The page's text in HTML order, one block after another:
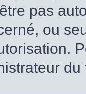
pas
ou
du